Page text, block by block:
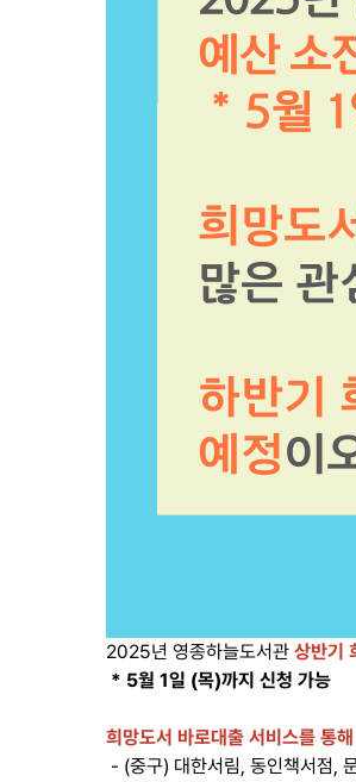
2025년 영종하늘도서관 상반기
* 5월 1일 (목)까지 신청 가능
희망도서 바로대출 서비스를 통
- (중구) 대한서림, 동인책서점,